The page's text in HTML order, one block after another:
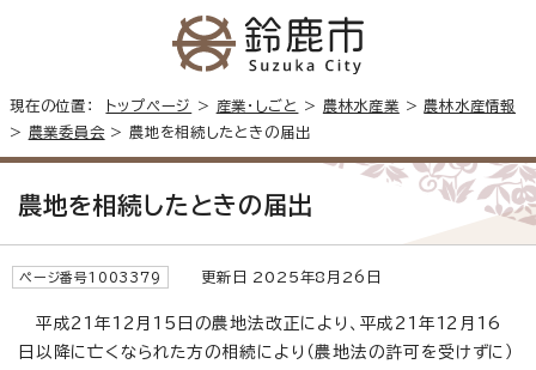
現在の位置： トップページ > 産業・しごと > 農林水産業 > 農林水産情報
>
農業委員会 > 農地を相続したときの届出
農地を相続したときの届出
ページ番号1003379 更新日 2025年8月26日
平成21年12月15日の農地法改正により、平成21年12月16
日以降に亡くなられた方の相続により（農地法の許可を受けずに）